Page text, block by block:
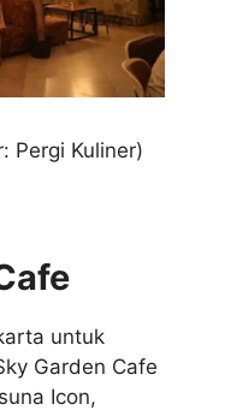
Pergi Kuliner)
untuk
Garden Cafe
Icon,